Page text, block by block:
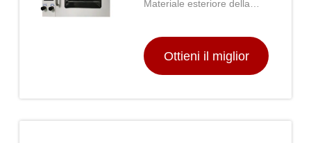
medicina e sanità
Materiale esteriore della
+ Rivestimento in polvere
Ottieni il miglior